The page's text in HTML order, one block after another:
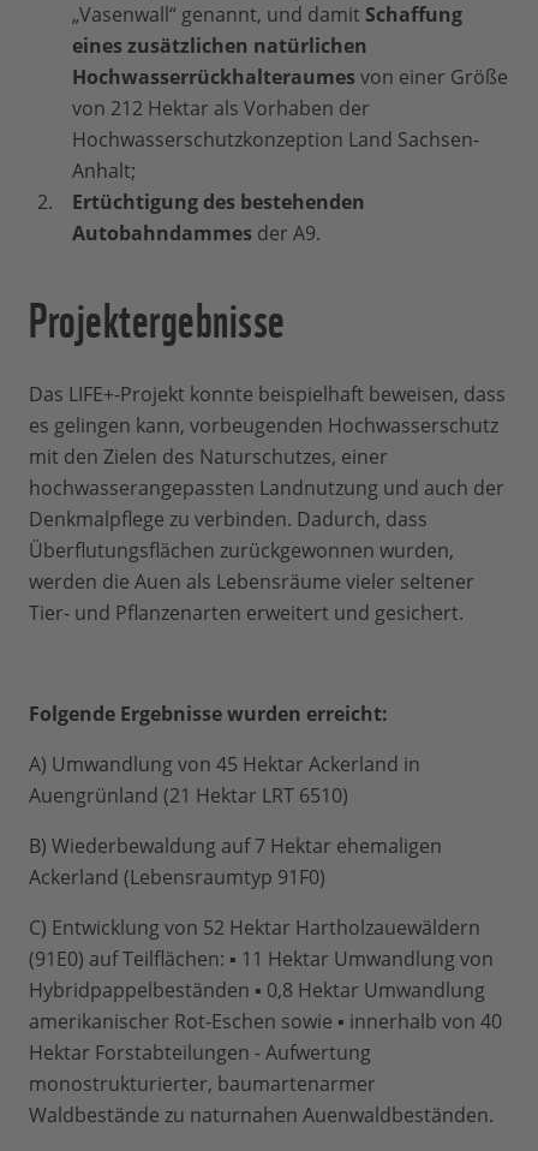
„Vasenwall“ genannt, und damit Schaffung
eines zusätzlichen natürlichen
Hochwasserrückhalteraumes von einer Größe
von 212 Hektar als Vorhaben der
Hochwasserschutzkonzeption Land Sachsen-
Anhalt;
Ertüchtigung des bestehenden
Autobahndammes der A9.
Projektergebnisse
Das LIFE+-Projekt konnte beispielhaft beweisen, dass
es gelingen kann, vorbeugenden Hochwasserschutz
mit den Zielen des Naturschutzes, einer
hochwasserangepassten Landnutzung und auch der
Denkmalpflege zu verbinden. Dadurch, dass
Überflutungsflächen zurückgewonnen wurden,
werden die Auen als Lebensräume vieler seltener
Tier- und Pflanzenarten erweitert und gesichert.
Folgende Ergebnisse wurden erreicht:
A) Umwandlung von 45 Hektar Ackerland in
Auengrünland (21 Hektar LRT 6510)
B) Wiederbewaldung auf 7 Hektar ehemaligen
Ackerland (Lebensraumtyp 91F0)
C) Entwicklung von 52 Hektar Hartholzauewäldern
(91E0) auf Teilflächen: ▪ 11 Hektar Umwandlung von
Hybridpappelbeständen ▪ 0,8 Hektar Umwandlung
amerikanischer Rot-Eschen sowie ▪ innerhalb von 40
Hektar Forstabteilungen - Aufwertung
monostrukturierter, baumartenarmer
Waldbestände zu naturnahen Auenwaldbeständen.